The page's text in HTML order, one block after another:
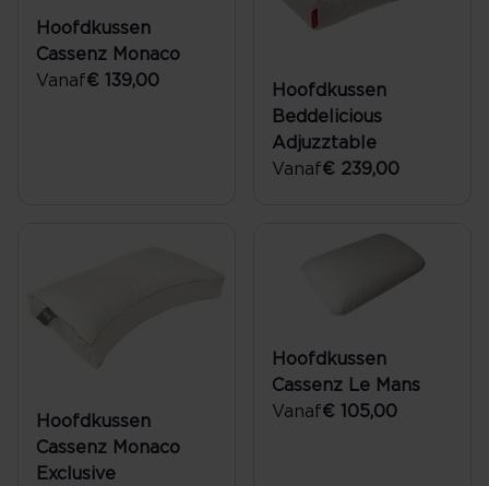
Hoofdkussen
Cassenz Monaco
Vanaf€ 139,00
Hoofdkussen
Beddelicious
Adjuzztable
Vanaf€ 239,00
Hoofdkussen
Cassenz Monaco
Exclusive
Hoofdkussen
Cassenz Le Mans
Vanaf€ 105,00